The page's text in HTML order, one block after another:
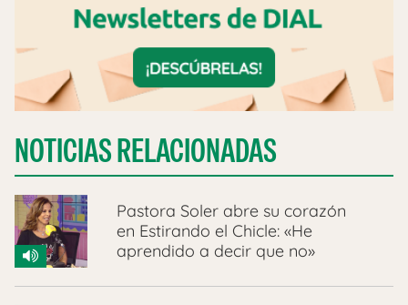
NOTICIAS RELACIONADAS
Pastora Soler abre su corazón
en Estirando el Chicle: «He
aprendido a decir que no»